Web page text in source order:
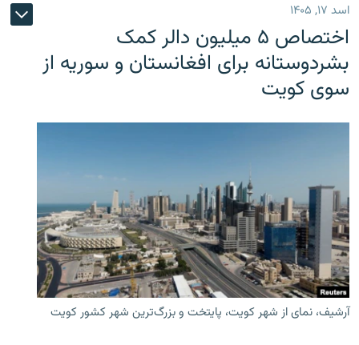
اسد ۱۷, ۱۴۰۵
اختصاص ۵ میلیون دالر کمک
بشردوستانه برای افغانستان و سوریه از
سوی کویت
آرشیف، نمای از شهر کویت، پایتخت و بزرگ‌ترین شهر کشور کویت